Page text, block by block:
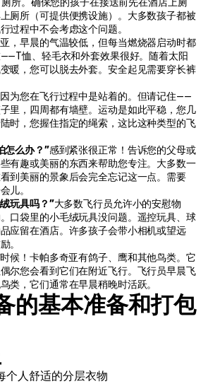
所。确保您的孩子在接送前先在酒店上厕
厕所（可提供便携设施）。大多数孩子都被
过程中不会考虑这个问题。
，早晨的气温较低，但每当燃烧器启动时都
恤、轻毛衣和外套效果很好。随着太阳
暖，您可以脱去外套。安全起见需要穿长裤
为您在飞行过程中是站着的。但请记住——
里，四周都有墙壁。运动是如此平稳，您几
时，您握住指定的绳索，这比这种类型的飞
怎么办？”感到紧张很正常！告诉您的父母或
有趣或美丽的东西来帮助您专注。大多数一
到美丽的景象后会完全忘记这一点。需要
儿。
玩具吗？”大多数飞行员允许小的安慰物
口袋里的小毛绒玩具没问题。遥控玩具、球
应留在酒店。许多孩子会带小相机或望远
。
候！卡帕多奇亚有鸽子、鹰和其他鸟类。它
尔您会看到它们在附近飞行。飞行员早晨飞
类，它们通常在早晨稍晚时活跃。
的基本准备和打包
个人舒适的分层衣物